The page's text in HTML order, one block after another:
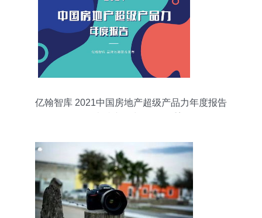
亿翰智库 2021中国房地产超级产品力年度报告